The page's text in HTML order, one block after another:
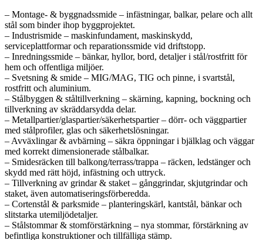
– Montage- & byggnadssmide – infästningar, balkar, pelare och allt
stål som binder ihop byggprojektet.
– Industrismide – maskinfundament, maskinskydd,
serviceplattformar och reparationssmide vid driftstopp.
– Inredningssmide – bänkar, hyllor, bord, detaljer i stål/rostfritt för
hem och offentliga miljöer.
– Svetsning & smide – MIG/MAG, TIG och pinne, i svartstål,
rostfritt och aluminium.
– Stålbyggen & ståltillverkning – skärning, kapning, bockning och
tillverkning av skräddarsydda delar.
– Metallpartier/glaspartier/säkerhetspartier – dörr- och väggpartier
med stålprofiler, glas och säkerhetslösningar.
– Avväxlingar & avbärning – säkra öppningar i bjälklag och väggar
med korrekt dimensionerade stålbalkar.
– Smidesräcken till balkong/terrass/trappa – räcken, ledstänger och
skydd med rätt höjd, infästning och uttryck.
– Tillverkning av grindar & staket – gånggrindar, skjutgrindar och
staket, även automatiseringsförberedda.
– Cortenstål & parksmide – planteringskärl, kantstål, bänkar och
slitstarka utemiljödetaljer.
– Stålstommar & stomförstärkning – nya stommar, förstärkning av
befintliga konstruktioner och tillfälliga stämp.